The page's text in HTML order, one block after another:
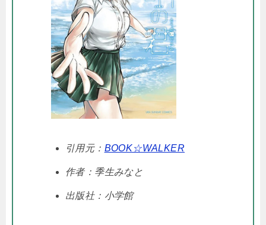
引用元： BOOK☆WALKER
作者：季生みなと
出版社：小学館